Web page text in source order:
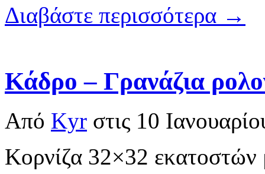
Διαβάστε περισσότερα →
Κάδρο – Γρανάζια
Από Kyr στις 10
Κορνίζα 32×32 εκατοστών